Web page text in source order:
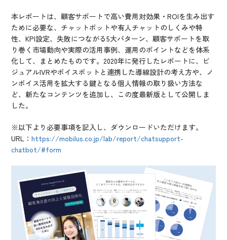
本レポートは、顧客サポートで高い費用対効果・ROIを生み出す
ために必要な、チャットボットや有人チャットのしくみや特
性、KPI設定、失敗につながる5大パターン、顧客サポートを取
り巻く市場動向や実際の活用事例、運用のポイントなどを体系
化して、まとめたものです。2020年に発行したレポートに、ビ
ジュアルIVRやボイスボットと連携した導線設計の考え方や、ノ
ンボイス活用を拡大する鍵となる個人情報の取り扱い方法な
ど、新たなコンテンツを追加し、この度最新版として公開しま
した。
※以下より必要事項を記入し、ダウンロードいただけます。
URL ：https://mobilus.co.jp/lab/report/chatsupport-
chatbot/#form